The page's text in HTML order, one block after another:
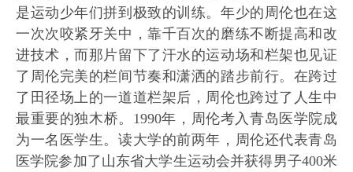
是运动少年们拼到极致的训练。年少的周伦也在这
一次次咬紧牙关中，靠千百次的磨练不断提高和改
进技术，而那片留下了汗水的运动场和栏架也见证
了周伦完美的栏间节奏和潇洒的踏步前行。 在跨过
了田径场上的一道道栏架后，周伦也跨过了人生中
最重要的独木桥。1990年，周伦考入青岛医学院成
为一名医学生。读大学的前两年，周伦还代表青岛
医学院参加了山东省大学生运动会并获得男子400米